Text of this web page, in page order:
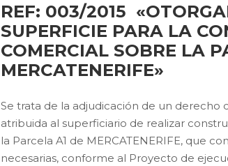
REF: 003/2015
SUPERFICIE PARA LA
COMERCIAL SOBRE LA
MERCATENERIFE»
Se trata de la adjudicación de un derecho
atribuida al superficiario de realizar
la Parcela A1 de MERCATENERIFE, que
necesarias, conforme al Proyecto de